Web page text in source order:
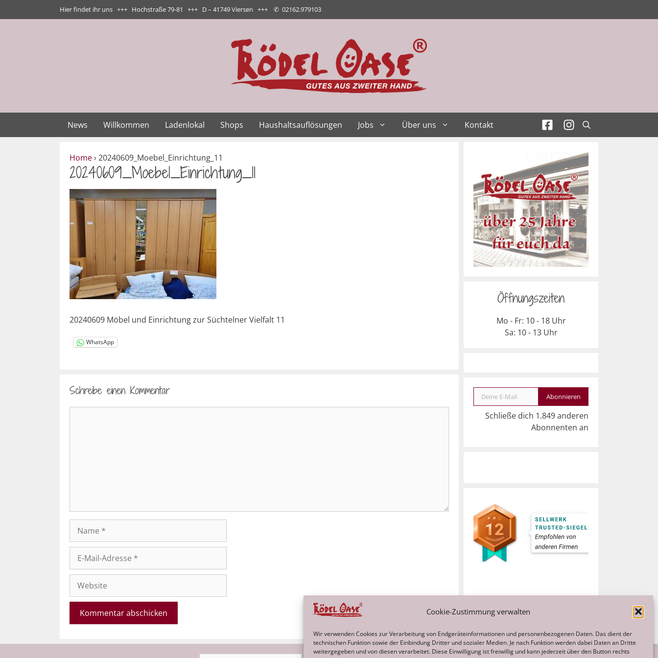
Cookie-Zustimmung verwalten
Wir verwenden Cookies zur Verarbeitung von Endgeräteinformationen und personenbezogenen Daten. Das dient der
technischen Funktion sowie der Einbindung Dritter und sozialer Medien. Je nach Funktion werden dabei Daten an Dritte
weitergegeben und von diesen verarbeitet. Diese Einwilligung ist freiwillig und kann jederzeit über den Button rechts
Inhalt
Hier findet ihr uns +++ Hochstraße 79-81 +++ D – 41749 Viersen +++ ✆ 02162.979103
News Willkommen Ladenlokal Shops Haushaltsauflösungen Jobs Über uns Kontakt
Home› 20240609_Moebel_Einrichtung_11
20240609_Moebel_Einrichtung_11
20240609 Möbel und Einrichtung zur Süchtelner Vielfalt 11
WhatsApp
Schreibe einen Kommentar
Mail-
Adresse
Website
Öffnungszeiten
Mo - Fr: 10 - 18 Uhr
Sa: 10 - 13 Uhr
Deine E-Mail
Abonnieren
Schließe dich 1.849 anderen
Abonnenten an